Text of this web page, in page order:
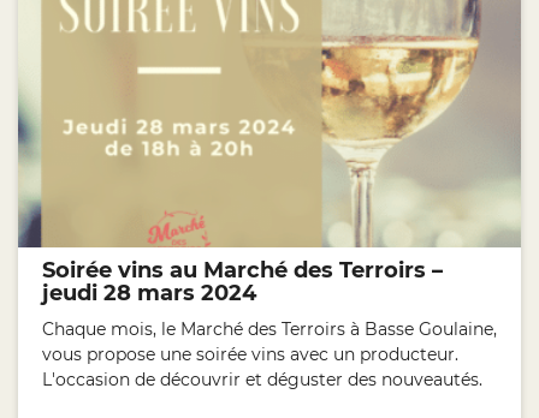
Soirée vins au Marché des Terroirs –
jeudi 28 mars 2024
Chaque mois, le Marché des Terroirs à Basse Goulaine,
vous propose une soirée vins avec un producteur.
L'occasion de découvrir et déguster des nouveautés.